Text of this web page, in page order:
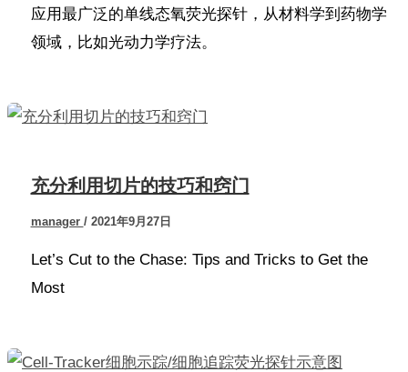
应用最广泛的单线态氧荧光探针，从材料学到药物学
领域，比如光动力学疗法。
充分利用切片的技巧和窍门
manager / 2021年9月27日
Let’s Cut to the Chase: Tips and Tricks to Get the
Most